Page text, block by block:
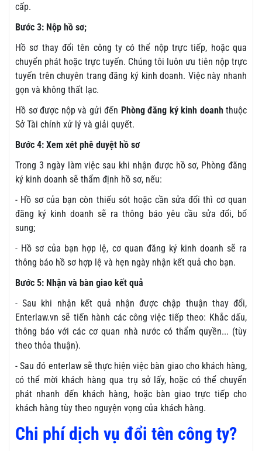
cấp.
Bước 3: Nộp hồ sơ;
Hồ sơ thay đổi tên công ty có thể nộp trực tiếp, hoặc qua
chuyển phát hoặc trực tuyến. Chúng tôi luôn ưu tiên nộp trực
tuyến trên chuyên trang đăng ký kinh doanh. Việc này nhanh
gọn và không thất lạc.
Hồ sơ được nộp và gửi đến Phòng đăng ký kinh doanh thuộc
Sở Tài chính xử lý và giải quyết.
Bước 4: Xem xét phê duyệt hồ sơ
Trong 3 ngày làm việc sau khi nhận được hồ sơ, Phòng đăng
ký kinh doanh sẽ thẩm định hồ sơ, nếu:
- Hồ sơ của bạn còn thiếu sót hoặc cần sửa đổi thì cơ quan
đăng ký kinh doanh sẽ ra thông báo yêu cầu sửa đổi, bổ
sung;
- Hồ sơ của bạn hợp lệ, cơ quan đăng ký kinh doanh sẽ ra
thông báo hồ sơ hợp lệ và hẹn ngày nhận kết quả cho bạn.
Bước 5: Nhận và bàn giao kết quả
- Sau khi nhận kết quả nhận được chập thuận thay đổi,
Enterlaw.vn sẽ tiến hành các công việc tiếp theo: Khắc dấu,
thông báo với các cơ quan nhà nước có thẩm quyền... (tùy
theo thỏa thuận).
- Sau đó enterlaw sẽ thực hiện việc bàn giao cho khách hàng,
có thể mời khách hàng qua trụ sở lấy, hoặc có thể chuyển
phát nhanh đến khách hàng, hoặc bàn giao trực tiếp cho
khách hàng tùy theo nguyện vọng của khách hàng.
Chi phí dịch vụ đổi tên công ty?